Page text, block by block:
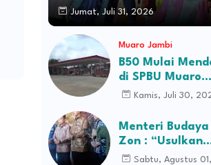
Jumat, Juli 31, 2026
Muaro Jambi
B50 Mulai
di SPBU Muaro
Jambi, Stok
Kamis, Juli 30,
Menteri Budaya
Zon : “Usulkan
Perusahaan Itu
Sabtu, Agustus